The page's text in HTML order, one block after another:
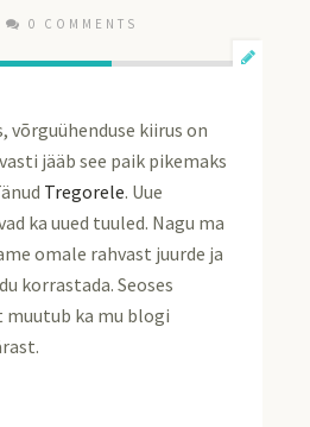
0 COMMENTS
võrguühenduse kiirus on
jääb see paik pikemaks
Tregorele. Uue
ka uued tuuled. Nagu ma
omale rahvast juurde ja
korrastada. Seoses
ka mu blogi